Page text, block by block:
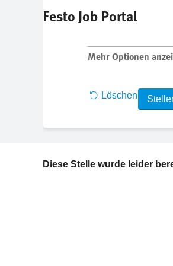
Festo Job Portal
Nach Stichwort suchen
Mehr Optionen
Löschen
Diese Stelle wurde leider